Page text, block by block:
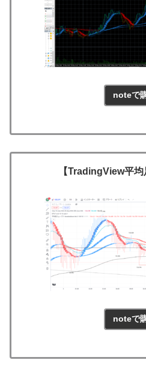
noteで
【TradingView平均
noteで